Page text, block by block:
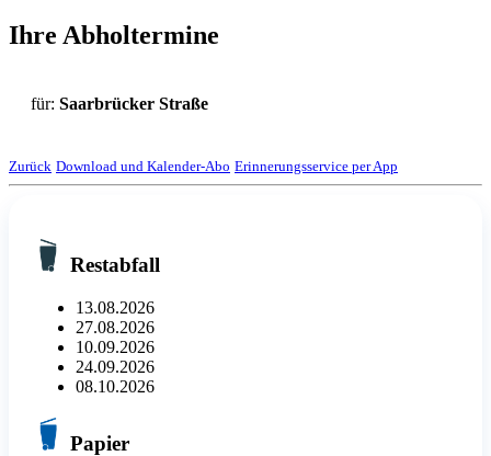
Ihre Abholtermine
für: Saarbrücker Straße
Zurück Download und Kalender-Abo Erinnerungsservice per App
Restabfall
13.08.2026
27.08.2026
10.09.2026
24.09.2026
08.10.2026
Papier